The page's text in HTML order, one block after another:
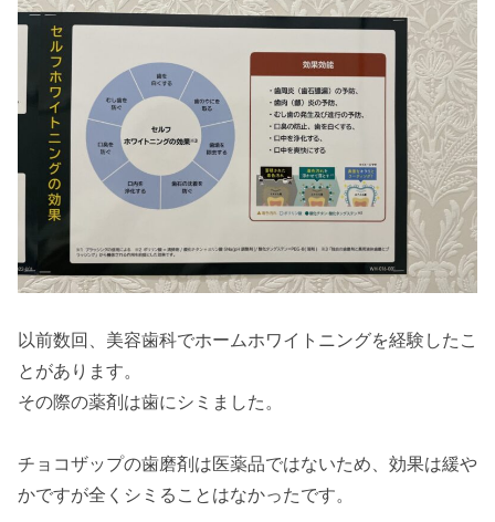
以前数回、美容歯科でホームホワイトニングを経験したこ
とがあります。
その際の薬剤は歯にシミました。
チョコザップの歯磨剤は医薬品ではないため、効果は緩や
かですが全くシミることはなかったです。